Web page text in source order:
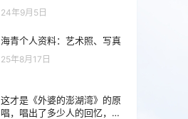
眼睛
24年9月5日
海青个人资料：艺术照、写真
25年8月17日
这才是《外婆的澎湖湾》的原
唱，唱出了多少人的回忆，童